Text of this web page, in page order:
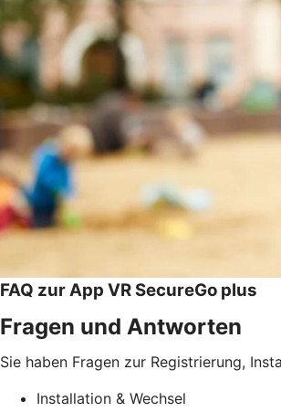
FAQ zur App VR SecureGo plus
Fragen und Antworten
Sie haben Fragen zur Registrierung,
Installation & Wechsel